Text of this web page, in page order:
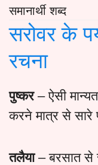
समानार्थी शब्द
सरोवर के
रचना
पुष्कर – ऐसी
करने मात्र से सारे
तलैया – बरसात से